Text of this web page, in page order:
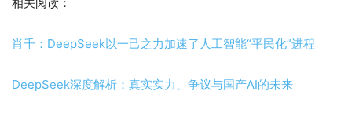
相关阅读：
肖千：DeepSeek以一己之力加速了人工智能“平民化”进程
DeepSeek深度解析：真实实力、争议与国产AI的未来